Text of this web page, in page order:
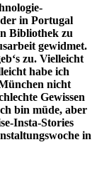
in Portugal
Bibliothek zu
gewidmet.
zu. Vielleicht
habe ich
nicht
Gewissen
bin müde, aber
Insta-Stories
in